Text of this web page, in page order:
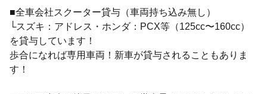
■全車会社スクーター貸与（車両持ち込み無し）
└スズキ：アドレス・ホンダ：PCX等（125cc〜160cc）
を貸与しています！
歩合になれば専用車両！新車が貸与されることもありま
す！